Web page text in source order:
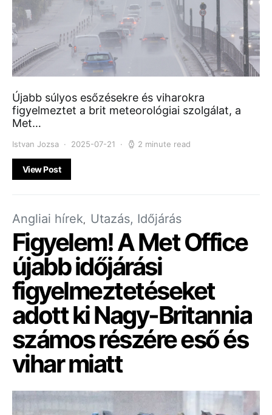
Újabb súlyos esőzésekre és viharokra
figyelmeztet a brit meteorológiai szolgálat, a
Met…
Istvan Jozsa 2025-07-21 2 minute read
View Post
Angliai hírek Utazás, Időjárás
Figyelem! A Met Office
újabb időjárási
figyelmeztetéseket
adott ki Nagy-Britannia
számos részére eső és
vihar miatt